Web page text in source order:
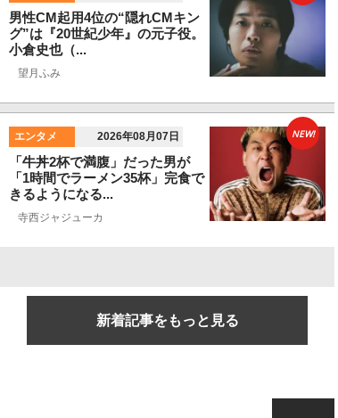
男性CM起用4位の“隠れCMキン
グ”は『20世紀少年』の元子役。
小倉史也（...
望月ふみ
エンタメ 2026年08月07日
「牛丼2杯で満腹」だった男が
「1時間でラーメン35杯」完食で
きるようになる...
寺西ジャジューカ
NEW!
新着記事をもっと見る